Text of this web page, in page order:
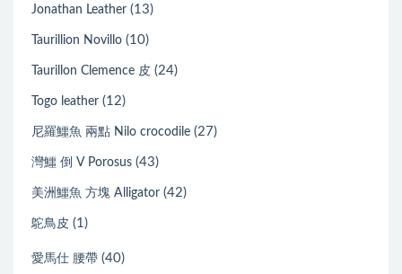
Jonathan Leather (13)
Taurillion Novillo (10)
Taurillon Clemence 皮 (24)
Togo leather (12)
尼羅鱷魚 兩點 Nilo crocodile (27)
灣鱷 倒 V Porosus (43)
美洲鱷魚 方塊 Alligator (42)
鴕鳥皮 (1)
愛馬仕 腰帶 (40)